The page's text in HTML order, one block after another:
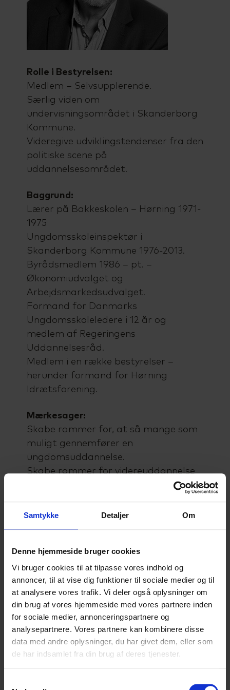
Samtykke Detaljer Om
Denne hjemmeside bruger cookies
Vi bruger cookies til at tilpasse vores indhold og
annoncer, til at vise dig funktioner til sociale medier og til
at analysere vores trafik. Vi deler også oplysninger om
din brug af vores hjemmeside med vores partnere inden
for sociale medier, annonceringspartnere og
analysepartnere. Vores partnere kan kombinere disse
data med andre oplysninger, du har givet dem, eller som
de har indsamlet fra din brug af deres tjenester.
Rolle i Bestyrelsen:
Medlem – Selvsupplerende.
Særlig viden om
undervisningsområdet i Skanderborg
Kommune.
Videregive udviklingstendenser fra den
politiske scene på
uddannelsesområdet.
Baggrund:
Lærer på Bakkeskolen – Hørning 1971-
1975
Ungdomsskoleinspektør i
Skanderborg Kommune 1976-2013.
Byrådsmedlem 1986 – pt. –
Økonomiudvalget og
Arbejdsmarkedsudvalget.
Formand for Danmarks
Ungdomsskoleledere i 12 år og
medlem af Regeringens
Uddannelsesråd.
Medlem i en række bestyrelser –
herunder formand for Hørning
Idrætsforening.
Mærkesager:
Skabe rammer for, at så mange som
muligt gennemfører en
ungdomsuddannelse.
Skabe rammer for videreuddannelse
og etablere et godt samarbejde med
og 5 børnebørn.
Højvangens Torv 2
8660 Skanderborg
Almen voksenuddannelse (AVU)
Ordblindeundervisning (OBU)
Talenttilbud